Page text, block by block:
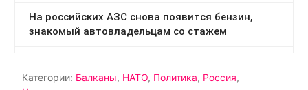
Категории: Балканы, НАТО, Политика, Россия,